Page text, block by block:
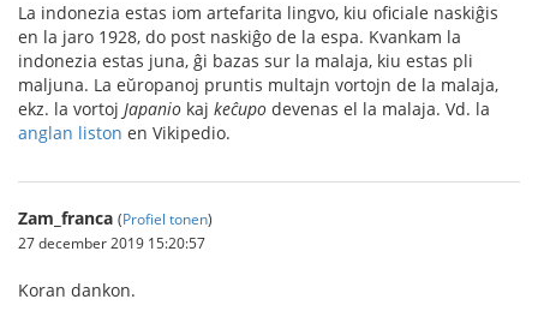
La indonezia estas iom artefarita lingvo, kiu oficiale naskiĝis
en la jaro 1928, do post naskiĝo de la espa. Kvankam la
indonezia estas juna, ĝi bazas sur la malaja, kiu estas pli
maljuna. La eŭropanoj pruntis multajn vortojn de la malaja,
ekz. la vortoj Japanio kaj keĉupo devenas el la malaja. Vd. la
anglan liston en Vikipedio.
Zam_franca (Profiel tonen)
27 december 2019 15:20:57
Koran dankon.